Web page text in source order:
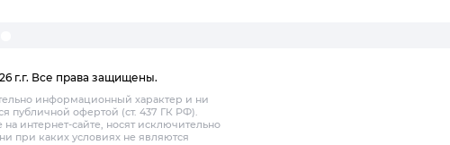
г.г. Все права защищены.
информационный характер и ни
публичной офертой (ст. 437 ГК РФ).
интернет-сайте, носят исключительно
при каких условиях не являются